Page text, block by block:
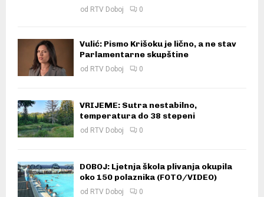
od RTV Doboj 0
Vulić: Pismo Krišoku je lično, a ne stav
Parlamentarne skupštine
od RTV Doboj 0
VRIJEME: Sutra nestabilno,
temperatura do 38 stepeni
od RTV Doboj 0
DOBOJ: Ljetnja škola plivanja okupila
oko 150 polaznika (FOTO/VIDEO)
od RTV Doboj 0